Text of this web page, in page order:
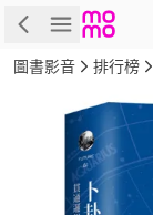
商品
圖書影音 排行榜